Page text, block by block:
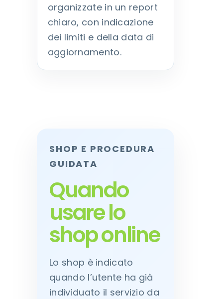
organizzate in un report
chiaro, con indicazione
dei limiti e della data di
aggiornamento.
SHOP E PROCEDURA
GUIDATA
Quando
usare lo
shop online
Lo shop è indicato
quando l’utente ha già
individuato il servizio da